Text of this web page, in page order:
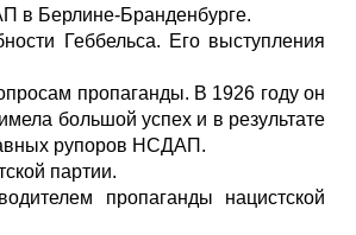
в Берлине-Бранденбурге.
Геббельса. Его выступления
пропаганды. В 1926 году он
большой успех и в результате
рупоров НСДАП.
партии.
пропаганды нацистской